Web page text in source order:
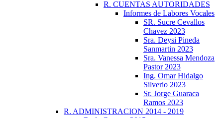
R. CUENTAS AUTORIDADES
Informes de Labores Vocales
SR. Sucre Cevallos
Chavez 2023
Sra. Deysi Pineda
Sanmartin 2023
Sra. Vanessa Mendoza
Pastor 2023
Ing. Omar Hidalgo
Silverio 2023
Sr. Jorge Guaraca
Ramos 2023
R. ADMINISTRACION 2014 - 2019